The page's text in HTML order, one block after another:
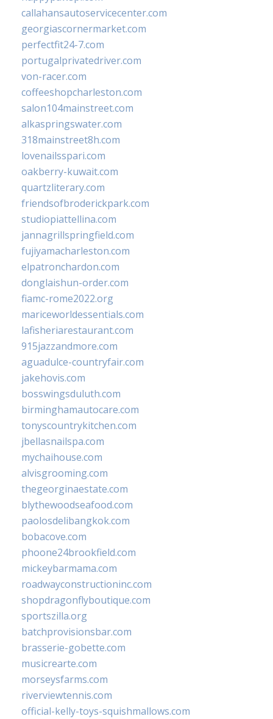
callahansautoservicecenter.com
georgiascornermarket.com
perfectfit24-7.com
portugalprivatedriver.com
von-racer.com
coffeeshopcharleston.com
salon104mainstreet.com
alkaspringswater.com
318mainstreet8h.com
lovenailsspari.com
oakberry-kuwait.com
quartzliterary.com
friendsofbroderickpark.com
studiopiattellina.com
jannagrillspringfield.com
fujiyamacharleston.com
elpatronchardon.com
donglaishun-order.com
fiamc-rome2022.org
mariceworldessentials.com
lafisheriarestaurant.com
915jazzandmore.com
aguadulce-countryfair.com
jakehovis.com
bosswingsduluth.com
birminghamautocare.com
tonyscountrykitchen.com
jbellasnailspa.com
mychaihouse.com
alvisgrooming.com
thegeorginaestate.com
blythewoodseafood.com
paolosdelibangkok.com
bobacove.com
phoone24brookfield.com
mickeybarmama.com
roadwayconstructioninc.com
shopdragonflyboutique.com
sportszilla.org
batchprovisionsbar.com
brasserie-gobette.com
musicrearte.com
morseysfarms.com
riverviewtennis.com
official-kelly-toys-squishmallows.com